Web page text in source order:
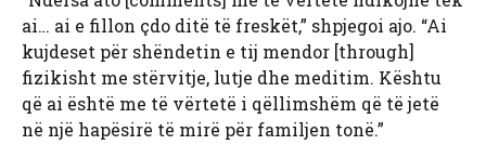
ai… ai e fillon çdo ditë të freskët,” shpjegoi ajo. “Ai
kujdeset për shëndetin e tij mendor [through]
fizikisht me stërvitje, lutje dhe meditim. Kështu
që ai është me të vërtetë i qëllimshëm që të jetë
në një hapësirë ​​të mirë për familjen tonë.”